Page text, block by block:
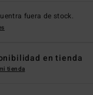
fuera de stock.
en tienda
tienda